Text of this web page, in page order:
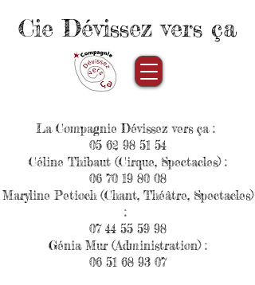
Cie Dévissez vers ça
La Compagnie Dévissez vers ça :
05 62 98 51 54
Céline Thibaut (Cirque, Spectacles) :
06 70 19 80 08
Maryline Petioch (Chant, Théâtre, Spectacles)
:
07 44 55 59 98
Génia Mur (Administration) :
06 51 68 93 07